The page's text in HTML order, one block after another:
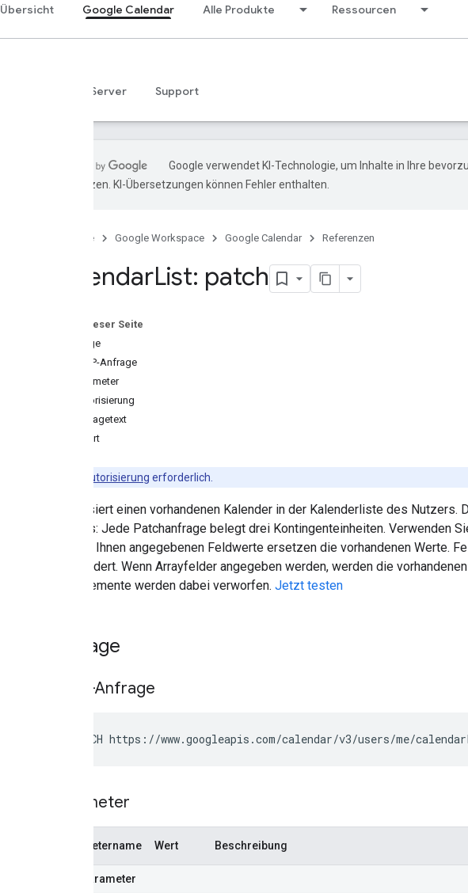
Übersicht Google Calendar Alle Produkte Ressourcen
MCP-Server Support
Google verwendet KI-Technologie, um Inhalte in Ihre
übersetzen. KI-Übersetzungen können Fehler enthalten.
Startseite Google Workspace Google Calendar Referenzen
CalendarList: patch
Auf dieser Seite
Anfrage
HTTP-Anfrage
Parameter
Autorisierung
Anfragetext
Antwort
Autorisierung erforderlich.
Aktualisiert einen vorhandenen Kalender in der Kalenderliste des
Hinweis: Jede Patchanfrage belegt drei Kontingenteinheiten. Verwenden
Die von Ihnen angegebenen Feldwerte ersetzen die vorhandenen Werte.
unverändert. Wenn Arrayfelder angegeben werden, werden die
Arrayelemente werden dabei verworfen. Jetzt testen
Anfrage
HTTP-Anfrage
PATCH https://www.googleapis.com/calendar/v3/users/me/
Parameter
Parametername Wert Beschreibung
Pfadparameter